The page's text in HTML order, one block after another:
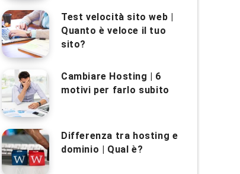
Test velocità sito web |
Quanto è veloce il tuo
sito?
Cambiare Hosting | 6
motivi per farlo subito
Differenza tra hosting e
dominio | Qual è?